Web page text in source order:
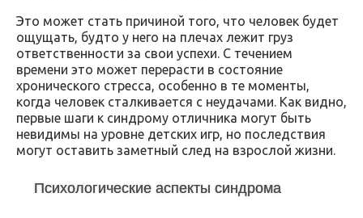
Это может стать причиной того, что человек будет
ощущать, будто у него на плечах лежит груз
ответственности за свои успехи. С течением
времени это может перерасти в состояние
хронического стресса, особенно в те моменты,
когда человек сталкивается с неудачами. Как видно,
первые шаги к синдрому отличника могут быть
невидимы на уровне детских игр, но последствия
могут оставить заметный след на взрослой жизни.
Психологические аспекты синдрома